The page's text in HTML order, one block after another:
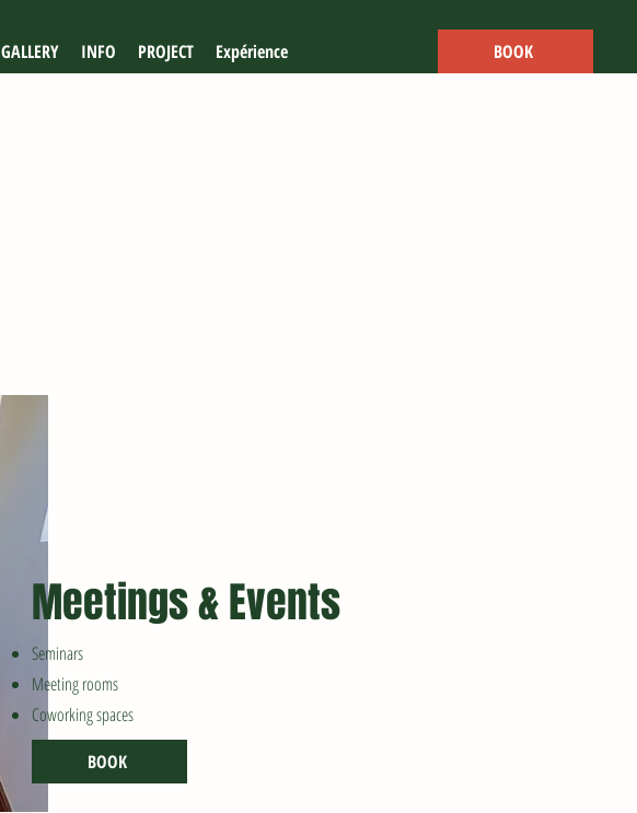
GALLERY INFO PROJECT Expérience BOOK
Meetings & Events
Seminars
Meeting rooms
Coworking spaces
BOOK